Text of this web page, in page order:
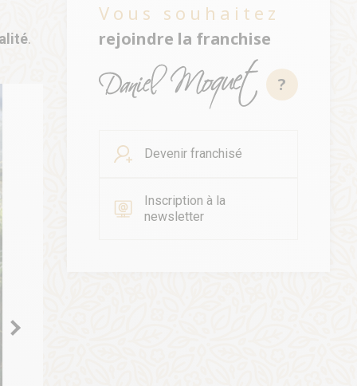
.
Vous souhaitez
rejoindre la franchise
?
Devenir franchisé
Inscription à la
newsletter